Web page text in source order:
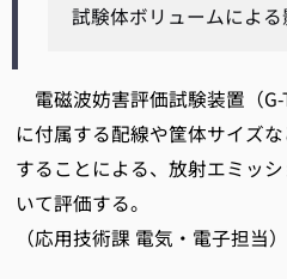
試験体ボリュームによ
電磁波妨害評価試験装置（
に付属する配線や筐体サイズ
することによる、放射エミッ
いて評価する。
（応用技術課 電気・電子担当）